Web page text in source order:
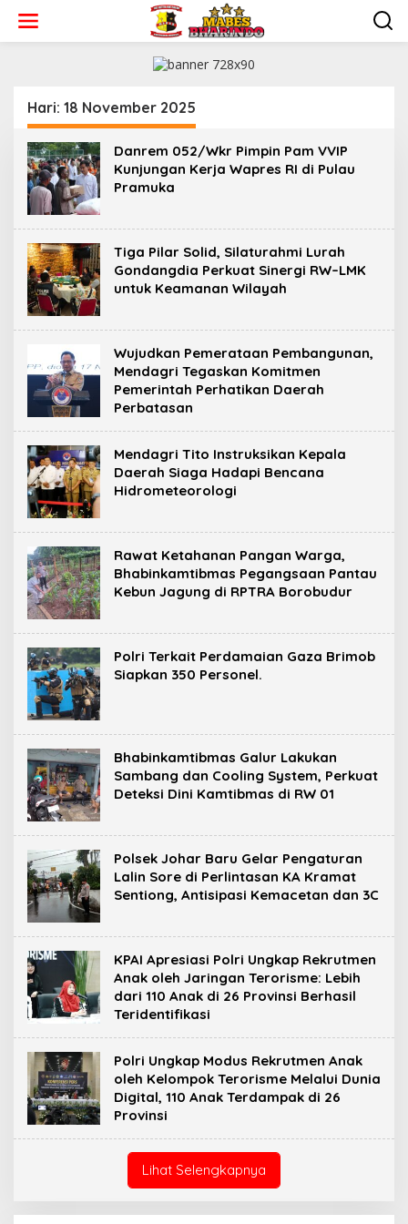
w
Hari: 18 November 2025
Danrem 052/Wkr Pimpin Pam VVIP
Kunjungan Kerja Wapres RI di Pulau
Pramuka
Tiga Pilar Solid, Silaturahmi Lurah
Gondangdia Perkuat Sinergi RW–LMK
untuk Keamanan Wilayah
Wujudkan Pemerataan Pembangunan,
Mendagri Tegaskan Komitmen
Pemerintah Perhatikan Daerah
Perbatasan
Mendagri Tito Instruksikan Kepala
Daerah Siaga Hadapi Bencana
Hidrometeorologi
Rawat Ketahanan Pangan Warga,
Bhabinkamtibmas Pegangsaan Pantau
Kebun Jagung di RPTRA Borobudur
Polri Terkait Perdamaian Gaza Brimob
Siapkan 350 Personel.
Bhabinkamtibmas Galur Lakukan
Sambang dan Cooling System, Perkuat
Deteksi Dini Kamtibmas di RW 01
Polsek Johar Baru Gelar Pengaturan
Lalin Sore di Perlintasan KA Kramat
Sentiong, Antisipasi Kemacetan dan 3C
KPAI Apresiasi Polri Ungkap Rekrutmen
Anak oleh Jaringan Terorisme: Lebih
dari 110 Anak di 26 Provinsi Berhasil
Teridentifikasi
Polri Ungkap Modus Rekrutmen Anak
oleh Kelompok Terorisme Melalui Dunia
Digital, 110 Anak Terdampak di 26
Provinsi
Lihat Selengkapnya